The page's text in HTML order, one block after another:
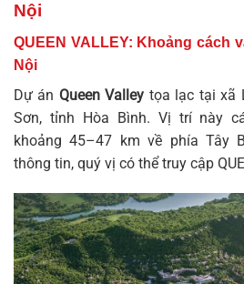
Nội
QUEEN VALLEY: Khoảng cách
Nội
Dự án Queen Valley tọa lạc tại xã
Sơn, tỉnh Hòa Bình. Vị trí này
khoảng 45–47 km về phía Tây
thông tin, quý vị có thể truy cập